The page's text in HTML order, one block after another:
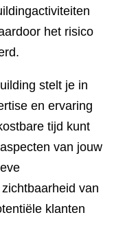
het risico
stelt je in
en ervaring
tijd kunt
van jouw
van
klanten